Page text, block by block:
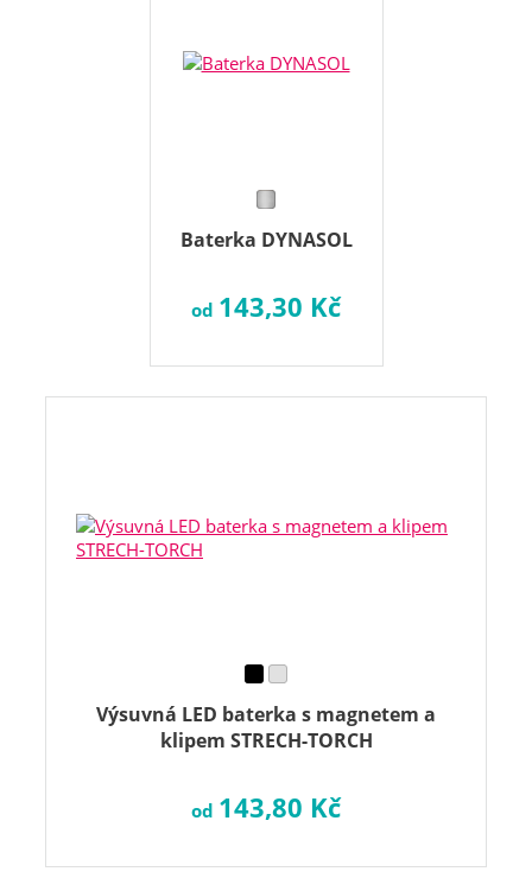
Baterka DYNASOL
od 143,30 Kč
Výsuvná LED baterka s magnetem a
klipem STRECH-TORCH
od 143,80 Kč